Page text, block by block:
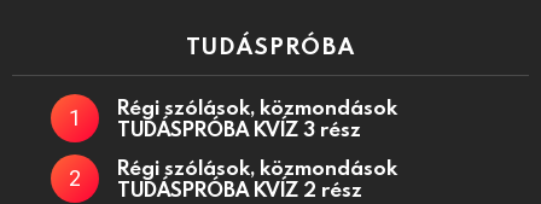
TUDÁSPRÓBA
Régi szólások, közmondások
TUDÁSPRÓBA KVÍZ 3 rész
Régi szólások, közmondások
TUDÁSPRÓBA KVÍZ 2 rész